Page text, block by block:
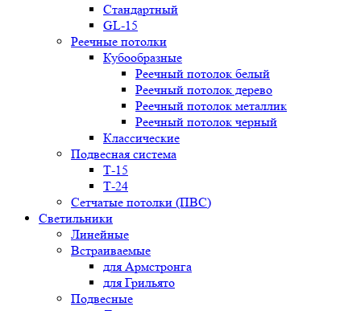
Стандартный
GL-15
Реечные потолки
Кубообразные
Реечный потолок белый
Реечный потолок дерево
Реечный потолок металлик
Реечный потолок черный
Классические
Подвесная система
Т-15
Т-24
Сетчатые потолки (ПВС)
Светильники
Линейные
Встраиваемые
для Армстронга
для Грильято
Подвесные